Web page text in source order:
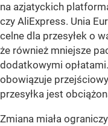
na azjatyckich
czy AliExpress. Unia
celne dla przesyłek o
że również mniejsze
dodatkowymi
obowiązuje
przesyłka jest
Zmiana miała